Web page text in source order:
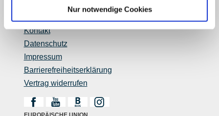
Nur notwendige Cookies
Regionalentwicklung
Legal Links
Kontakt
Datenschutz
Impressum
Barrierefreiheitserklärung
Vertrag widerrufen